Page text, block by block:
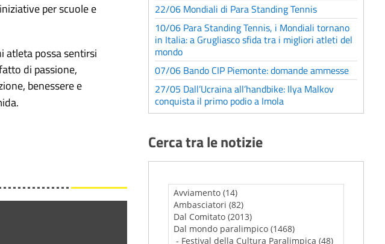
per scuole e
atleta possa sentirsi
di passione,
benessere e
22/06 Mondiali di Para Standing Tennis
10/06 Para Standing Tennis, i Mondiali tornano
in Italia: a Grugliasco sfida tra i migliori atleti del
mondo
07/06 Bando CIP Piemonte: domande ammesse
27/05 Dall’Ucraina all’handbike: Ilya Malkov
conquista il primo podio a Imola
Cerca tra le notizie